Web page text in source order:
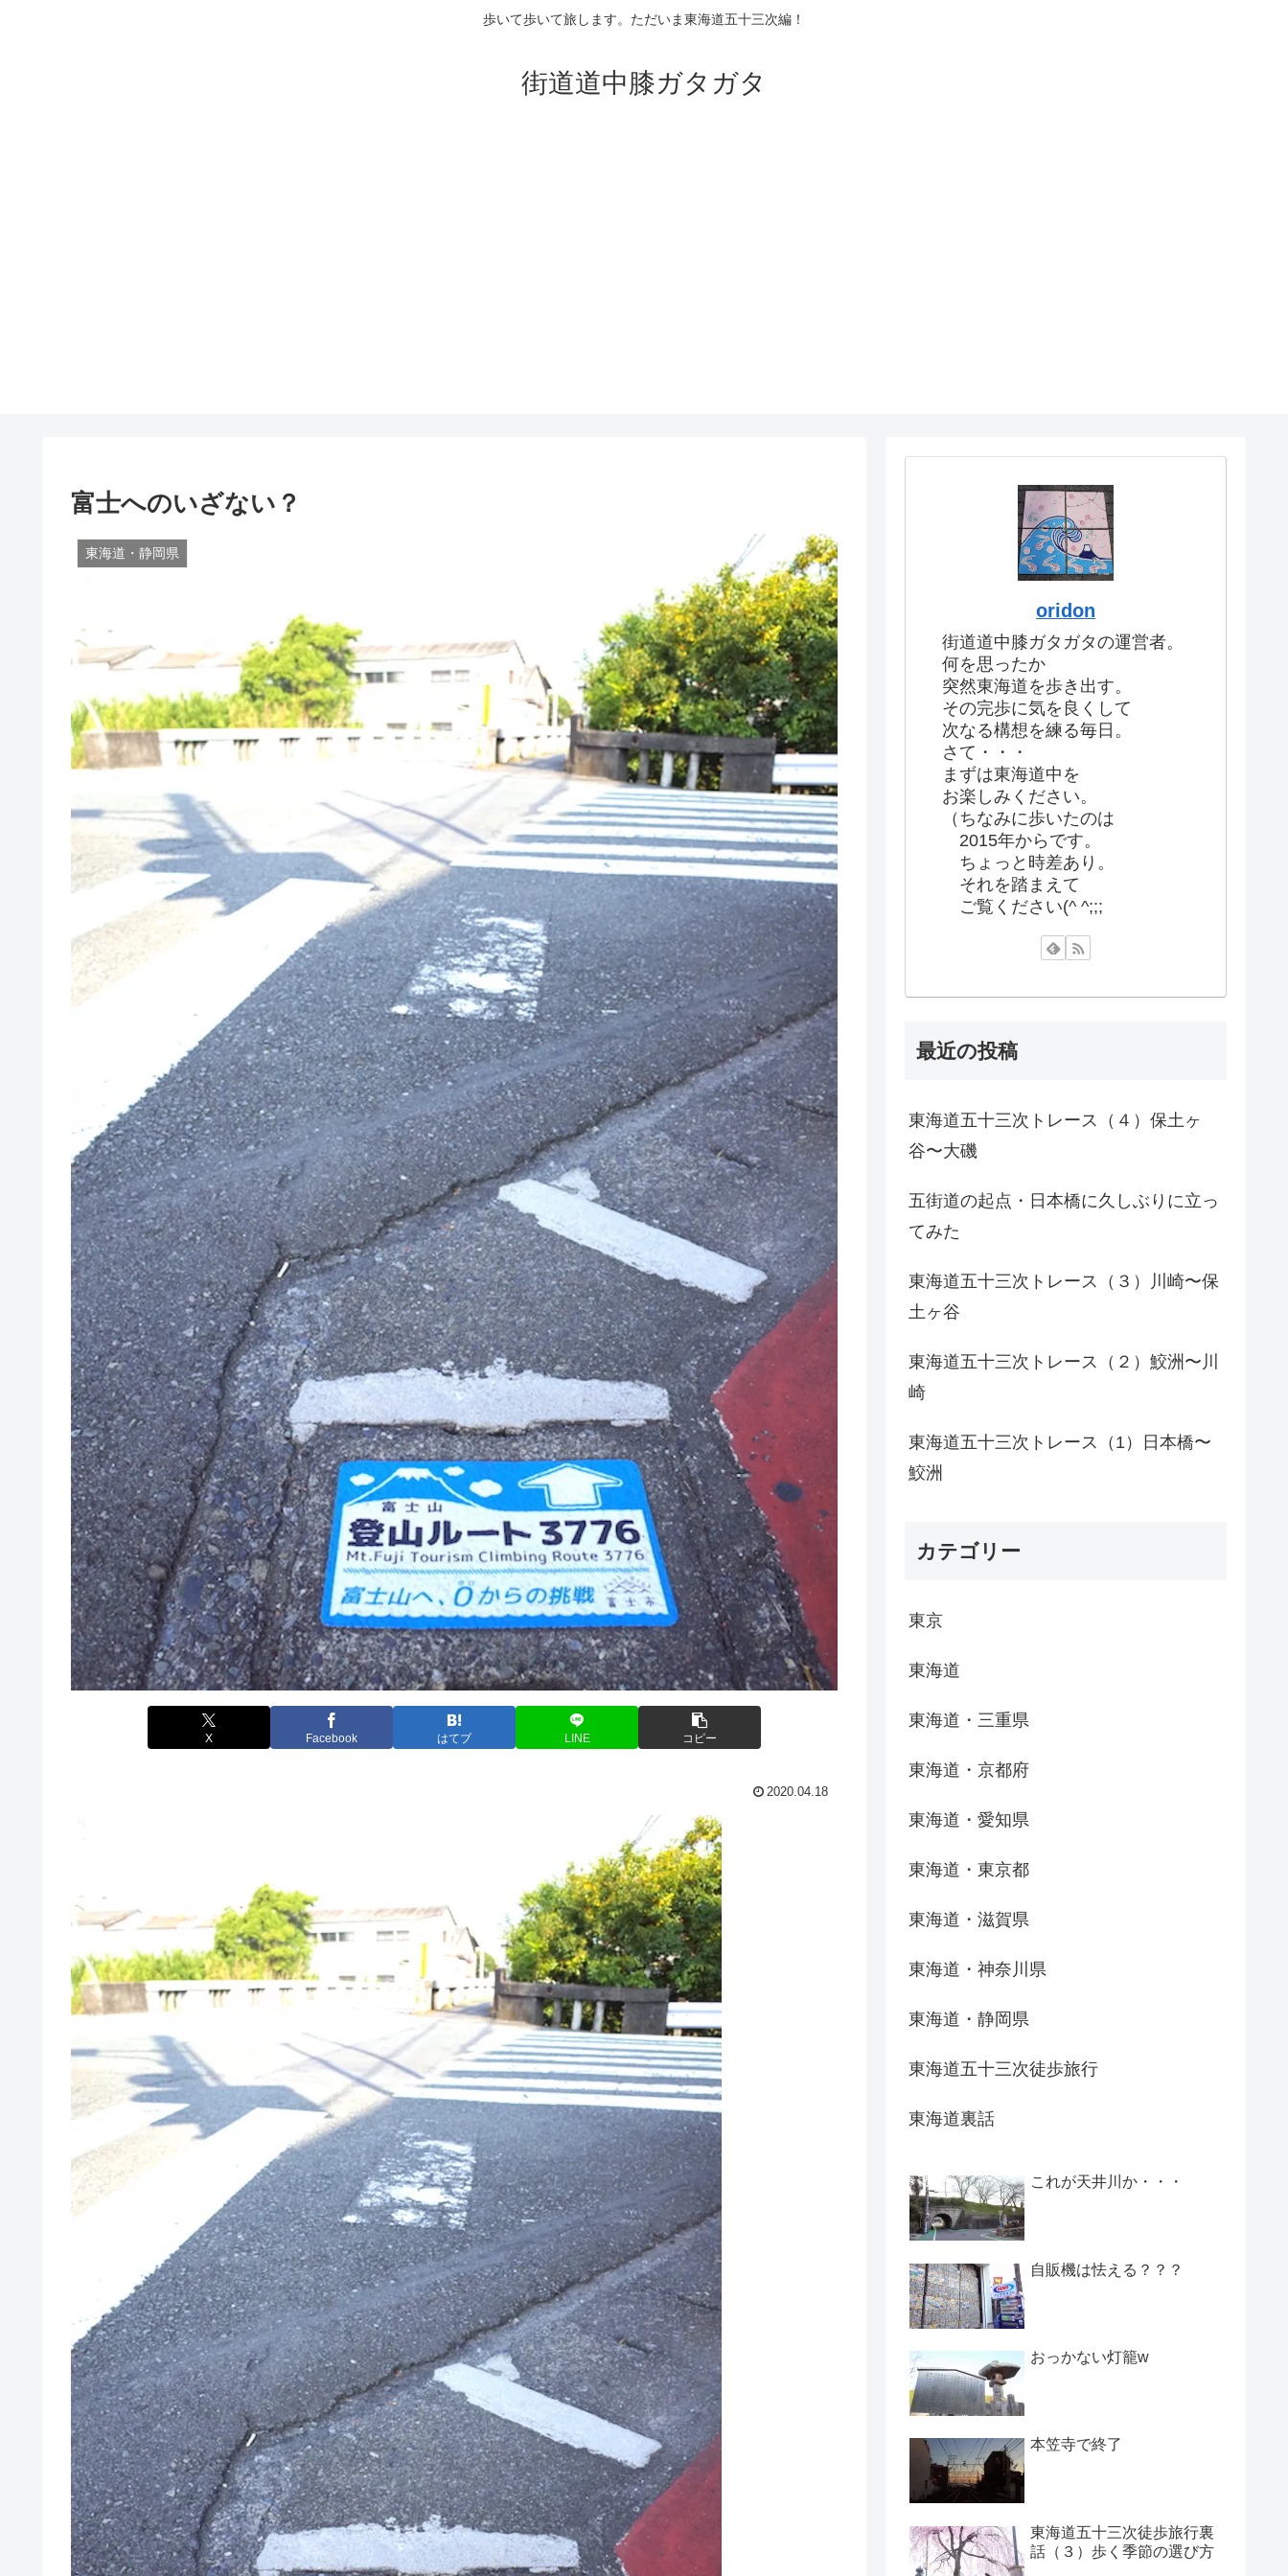
歩いて歩いて旅します。ただいま東海道五十三次編！
街道道中膝ガタガタ
富士へのいざない？
東海道・静岡県
X Facebook はてブ LINE コピー
2020.04.18
oridon
街道道中膝ガタガタの運営者。
何を思ったか
突然東海道を歩き出す。
その完歩に気を良くして
次なる構想を練る毎日。
さて・・・
まずは東海道中を
お楽しみください。
（ちなみに歩いたのは
2015年からです。
ちょっと時差あり。
それを踏まえて
ご覧ください(^ ^;;;
最近の投稿
東海道五十三次トレース（４）保土ヶ
谷〜大磯
五街道の起点・日本橋に久しぶりに立っ
てみた
東海道五十三次トレース（３）川崎〜保
土ヶ谷
東海道五十三次トレース（２）鮫洲〜川
崎
東海道五十三次トレース（1）日本橋〜
鮫洲
カテゴリー
東京
東海道
東海道・三重県
東海道・京都府
東海道・愛知県
東海道・東京都
東海道・滋賀県
東海道・神奈川県
東海道・静岡県
東海道五十三次徒歩旅行
東海道裏話
これが天井川か・・・
自販機は怯える？？？
おっかない灯籠w
本笠寺で終了
東海道五十三次徒歩旅行裏
話（３）歩く季節の選び方